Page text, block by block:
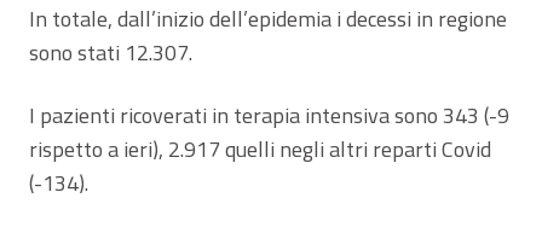
In totale, dall’inizio dell’epidemia i decessi in regione
sono stati 12.307.
I pazienti ricoverati in terapia intensiva sono 343 (-9
rispetto a ieri), 2.917 quelli negli altri reparti Covid
(-134).